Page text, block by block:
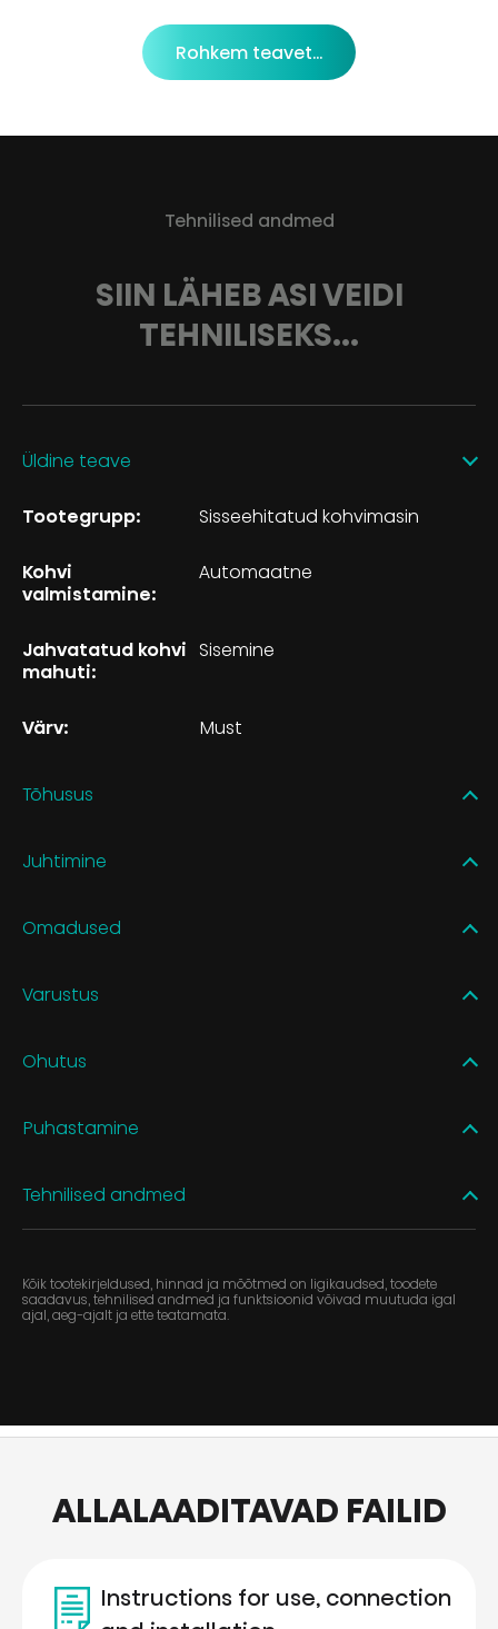
Rohkem teavet...
Tehnilised andmed
SIIN LÄHEB ASI VEIDI
TEHNILISEKS...
Üldine teave
Tootegrupp: Sisseehitatud kohvimasin
Kohvi
valmistamine:
Automaatne
Jahvatatud kohvi
mahuti:
Sisemine
Värv: Must
Tõhusus
Juhtimine
Omadused
Varustus
Ohutus
Puhastamine
Tehnilised andmed
Kõik tootekirjeldused, hinnad ja mõõtmed on ligikaudsed, toodete
saadavus, tehnilised andmed ja funktsioonid võivad muutuda igal
ajal, aeg-ajalt ja ette teatamata.
ALLALAADITAVAD FAILID
Instructions for use, connection